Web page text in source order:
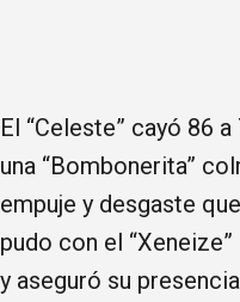
El “Celeste” cayó 86
una “Bombonerita”
empuje y desgaste
pudo con el
y aseguró su